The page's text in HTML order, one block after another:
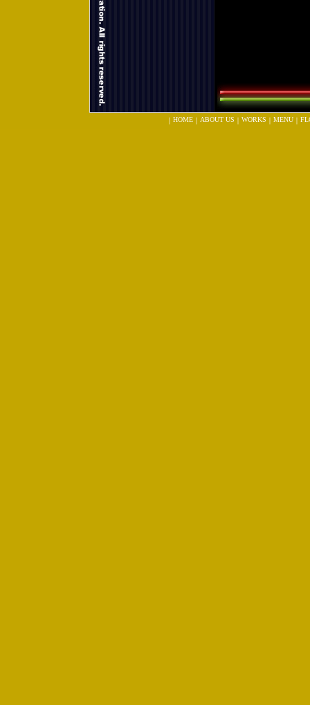
｜ HOME ｜ ABOUT US ｜ WORKS ｜ MENU ｜